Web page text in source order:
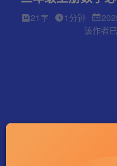
21字 1分钟
该作者